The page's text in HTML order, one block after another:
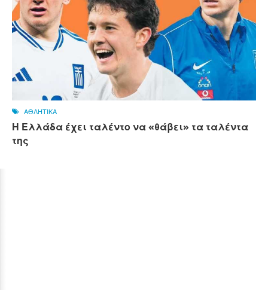
ΑΘΛΗΤΙΚΑ
Η Ελλάδα έχει ταλέντο να «θάβει» τα ταλέντα
της